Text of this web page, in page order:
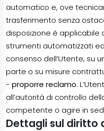
automatico e, ove
trasferimento senza
disposizione è
strumenti automatizzati
consenso dell’Utente, su
parte o su misure
- proporre reclamo.
all’autorità di controllo
competente o agire in
Dettagli sul diritto